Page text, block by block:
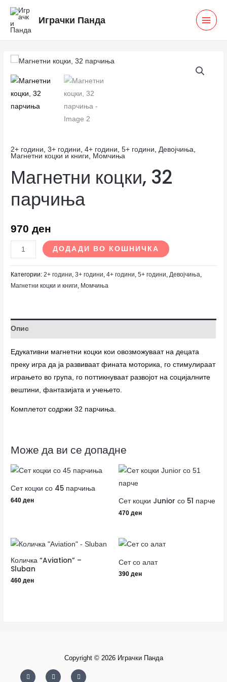
Skip
content
Играчки Панда
2+ години ,3+ години ,4+ години ,5+ години Девојчиња
Магнетни коцки и книги
Момчиња
Магнетни коцки, 32
парчиња
970ден
Магнетни
коцки,
парчиња
количина
ДОДАДИ ВО КОШНИЧКА
Категории:2+ години ,3+ години ,4+ години ,5+ години Девојчиња
Магнетни коцки и книги Момчиња
Опис
Едукативни магнетни коцки кои овозможуваат на децата
преку игра да ја развиваат фината моторика, го стимулираат
играњето во група, го поттикнуваат развојот на социјалните
вештини, фантазијата и учењето.
Комплетот содржи 32 парчиња.
Може да ви се допадне
Сет коцки со 45 парчиња
640ден Сет коцки Junior со 51 парче
470 ден
Количка “Aviation” –
Sluban
460ден
Сет со алат
390 ден
Copyright © 2026 Играчки Панда
a
c
n
s
o
u